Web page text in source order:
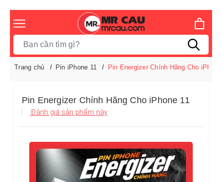
Trang chủ Pin iPhone 11 Pin Energizer Chính Hãng Cho
Pin Energizer Chính Hãng Cho iPhone 11
Đánh giá sản phẩm này